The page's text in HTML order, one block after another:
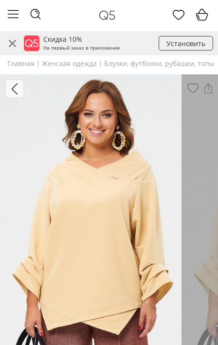
Скидка 10%
На первый заказ в приложении Установить
Главная Женская одежда Блузки, футболки, рубашки, топы